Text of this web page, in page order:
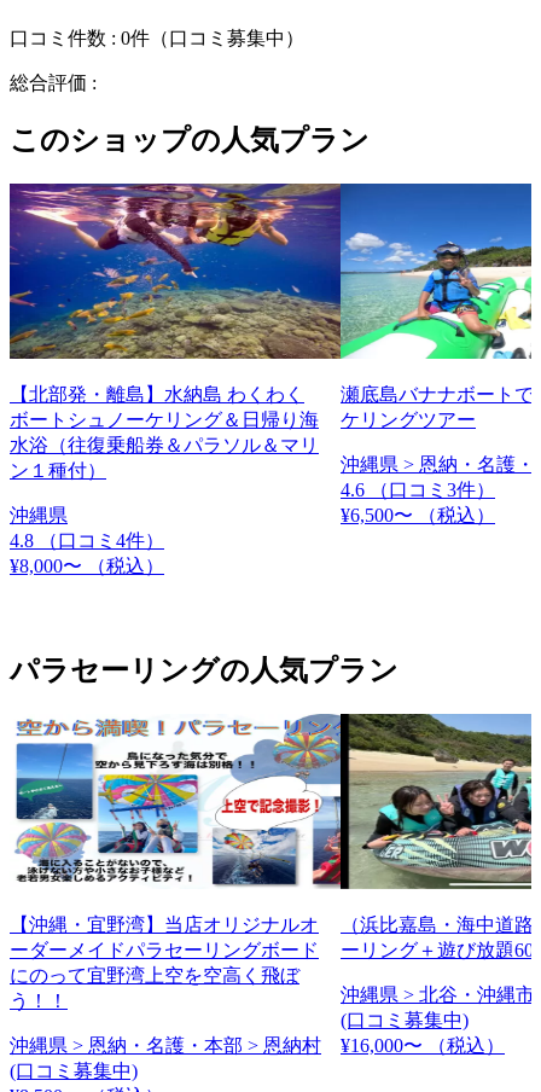
口コミ件数 : 0件 （口コミ募集中）
総合評価 :
このショップの人気プラン
【北部発・離島】水納島 わくわく
ボートシュノーケリング＆日帰り海
水浴（往復乗船券＆パラソル＆マリ
ン１種付）
沖縄県
4.8
（口コミ4件）
¥8,000〜
（税込）
瀬底島バナナボートで
ケリングツアー
沖縄県 > 恩納・名護・
4.6
（口コミ3件）
¥6,500〜
（税込）
パラセーリングの人気プラン
【沖縄・宜野湾】当店オリジナルオ
ーダーメイドパラセーリングボード
にのって宜野湾上空を空高く飛ぼ
う！！
沖縄県 > 恩納・名護・本部 > 恩納村
(口コミ募集中)
（浜比嘉島・海中道
ーリング＋遊び放題60
沖縄県 > 北谷・沖縄市
(口コミ募集中)
¥16,000〜
（税込）